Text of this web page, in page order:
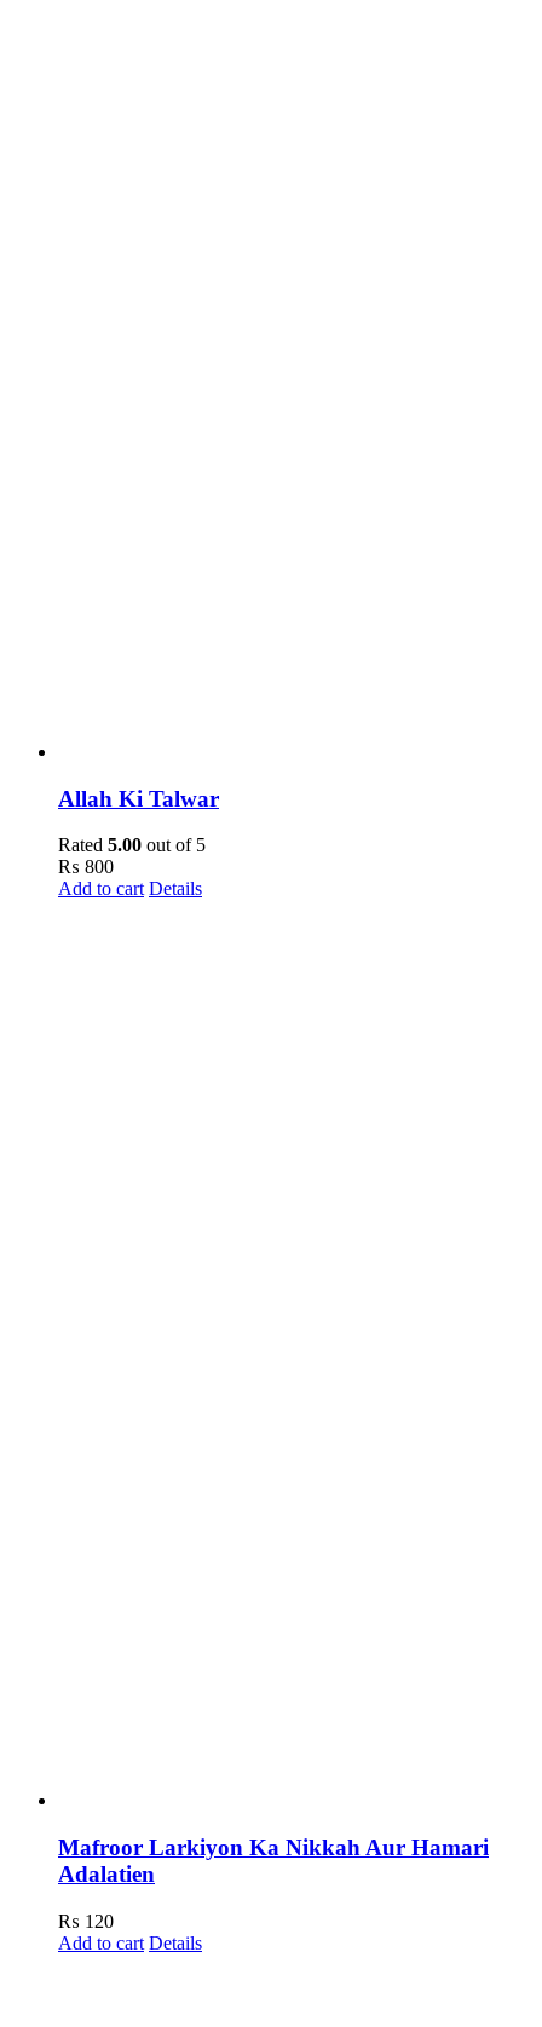
Allah Ki Talwar
Rated 5.00 out of 5
₨ 800
Add to cart Details
Mafroor Larkiyon Ka Nikkah Aur Hamari
Adalatien
₨ 120
Add to cart Details